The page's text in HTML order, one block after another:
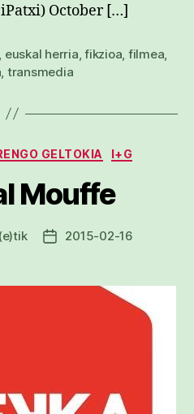
October […]
euskal herria ,fikzioa filmea
transmedia
Kategoriak
GELTOKIA I+G
Mouffe
Argitalpenaren
2015-02-16